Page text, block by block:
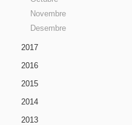
Novembre
Desembre
2017
2016
2015
2014
2013